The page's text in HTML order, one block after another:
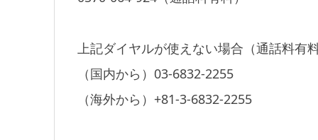
上記ダイヤルが使えない場合（通話料有料
（国内から）03-6832-2255
（海外から）+81-3-6832-2255